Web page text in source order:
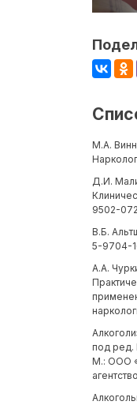
М.А.
Д.И.
9502-
В.Б.
5-9704-
А.А.
под ред.
М.: ООО